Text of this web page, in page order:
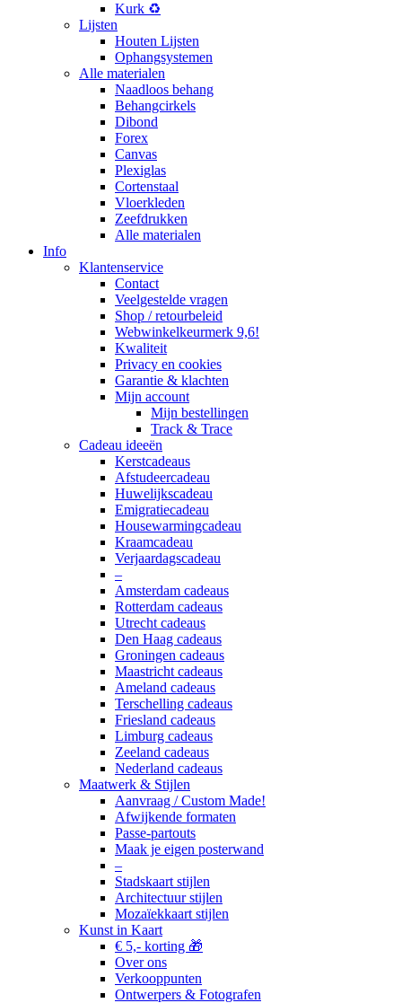
Kurk ♻️
Lijsten
Houten Lijsten
Ophangsystemen
Alle materialen
Naadloos behang
Behangcirkels
Dibond
Forex
Canvas
Plexiglas
Cortenstaal
Vloerkleden
Zeefdrukken
Alle materialen
Info
Klantenservice
Contact
Veelgestelde vragen
Shop / retourbeleid
Webwinkelkeurmerk 9,6!
Kwaliteit
Privacy en cookies
Garantie & klachten
Mijn account
Mijn bestellingen
Track & Trace
Cadeau ideeën
Kerstcadeaus
Afstudeercadeau
Huwelijkscadeau
Emigratiecadeau
Housewarmingcadeau
Kraamcadeau
Verjaardagscadeau
–
Amsterdam cadeaus
Rotterdam cadeaus
Utrecht cadeaus
Den Haag cadeaus
Groningen cadeaus
Maastricht cadeaus
Ameland cadeaus
Terschelling cadeaus
Friesland cadeaus
Limburg cadeaus
Zeeland cadeaus
Nederland cadeaus
Maatwerk & Stijlen
Aanvraag / Custom Made!
Afwijkende formaten
Passe-partouts
Maak je eigen posterwand
–
Stadskaart stijlen
Architectuur stijlen
Mozaïekkaart stijlen
Kunst in Kaart
€ 5,- korting 🎁
Over ons
Verkooppunten
Ontwerpers & Fotografen